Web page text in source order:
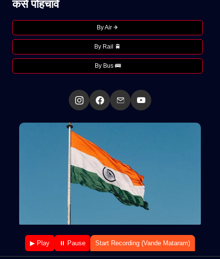
कसे पोहचावे
By Air ✈
By Rail 🚆
By Bus 🚌
▶ Play ⏸ Pause Start Recording (Vande Mataram)